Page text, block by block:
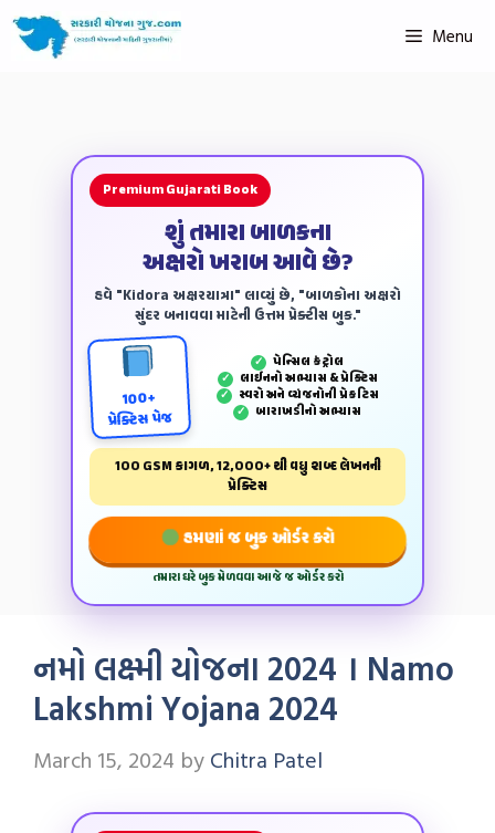
Menu
Premium Gujarati Book
શું તમારા બાળકના
અક્ષરો ખરાબ આવે છે?
હવે "Kidora અક્ષરયાત્રા" લાવ્યું છે, "બાળકોના અક્ષરો
સુંદર બનાવવા માટેની ઉત્તમ પ્રેક્ટીસ બુક."
100+
પ્રેક્ટિસ પેજ
✓ પેન્‍સિલ કંટ્રોલ
✓ લાઈનનો અભ્યાસ & પ્રેક્ટિસ
✓ સ્વરો અને વ્યંજનોની પ્રેકટિસ
✓ બારાખડીનો અભ્યાસ
100 GSM કાગળ, 12,000+ થી વધુ શબ્દ લેખનની
પ્રેક્ટિસ
હમણાં જ બુક ઓર્ડર કરો
તમારા ઘરે બુક મેળવવા આજે જ ઓર્ડર કરો
નમો લક્ષ્મી યોજના 2024 । Namo
Lakshmi Yojana 2024
March 15, 2024 by Chitra Patel